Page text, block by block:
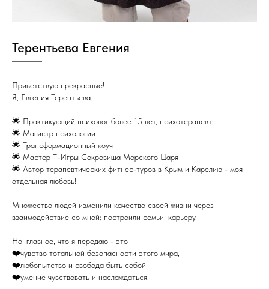
Терентьева Евгения
Приветствую прекрасные!
Я, Евгения Терентьева.
🌟 Практикующий психолог более 15 лет, психотерапевт;
🌟 Магистр психологии
🌟 Трансформационный коуч
🌟 Мастер Т-Игры Сокровища Морского Царя
🌟 Автор терапевтических фитнес-туров в Крым и Карелию - моя
отдельная любовь!
Множество людей изменили качество своей жизни через
взаимодействие со мной: построили семьи, карьеру.
Но, главное, что я передаю - это
❤️чувство тотальной безопасности этого мира,
❤️любопытство и свобода быть собой
❤️умение чувствовать и наслаждаться.